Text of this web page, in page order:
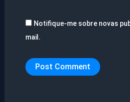
Notifique-me sobre novas
mail.